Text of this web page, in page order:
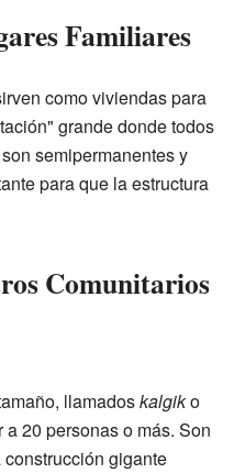
Familiares
como viviendas para
grande donde todos
semipermanentes y
para que la estructura
Comunitarios
llamadoskalgiko
20 personas o más. Son
gigante